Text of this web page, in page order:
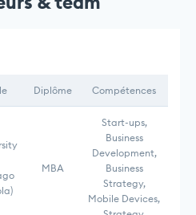
Diplôme Compétences
MBA
Start-ups,
Business
Development,
Business
Strategy,
Mobile Devices,